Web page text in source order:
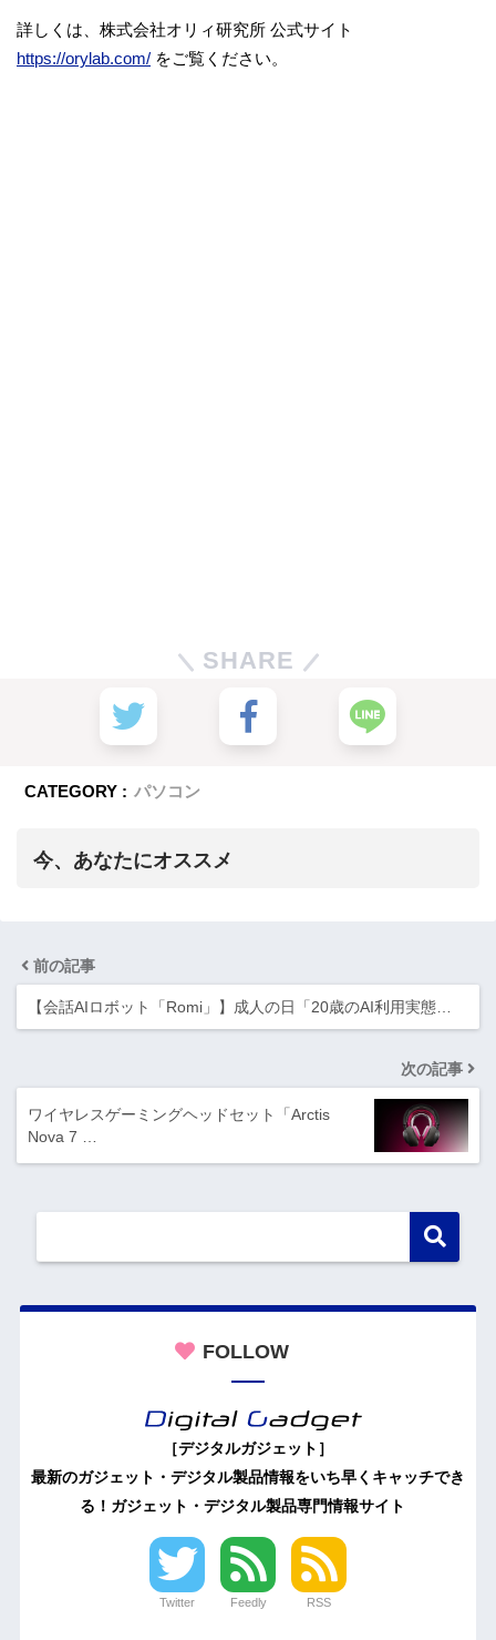
詳しくは、株式会社オリィ研究所 公式サイト
https://orylab.com/ をご覧ください。
SHARE
CATEGORY : パソコン
今、あなたにオススメ
前の記事
【会話AIロボット「Romi」】成人の日「20歳のAI利用実態…
次の記事
ワイヤレスゲーミングヘッドセット「Arctis
Nova 7 …
FOLLOW
［デジタルガジェット］
最新のガジェット・デジタル製品情報をいち早くキャッチでき
る！ガジェット・デジタル製品専門情報サイト
Twitter Feedly RSS